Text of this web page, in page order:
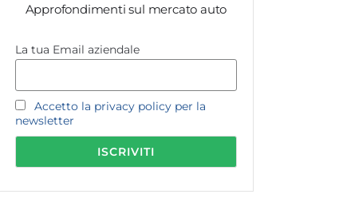
Approfondimenti sul mercato auto
La tua Email aziendale
Accetto la privacy policy per la
newsletter